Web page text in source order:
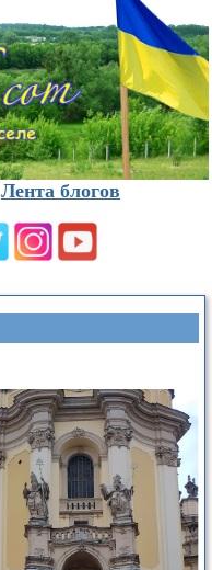
Лента блогов